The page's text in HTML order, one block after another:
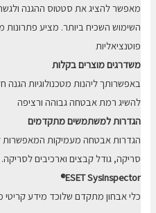
מאפשר להציג את סטטוס ההגנה
השימוש השכיח ביותר. מציע
פוטנציאליות
משדרגים מוצרים בקלות
באפשרותך ליהנות מטכנולוגיות הגנה
להשיג רמת אבטחה גבוהה ורציפה
הגדרות למשתמשים מתקדמים
הגדרות אבטחה מעמיקות המאפשרות
סריקה, גודל קבצים וארכיבים לסריקה.
ESET SysInspector®
כלי אבחון מתקדם שלוכד מידע